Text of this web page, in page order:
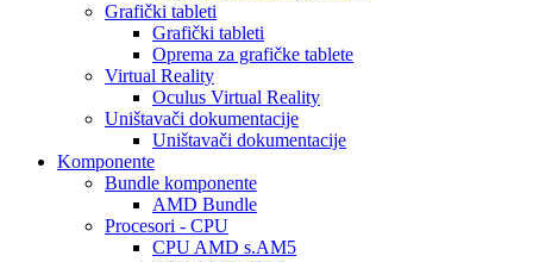
Grafički tableti
Grafički tableti
Oprema za grafičke tablete
Virtual Reality
Oculus Virtual Reality
Uništavači dokumentacije
Uništavači dokumentacije
Komponente
Bundle komponente
AMD Bundle
Procesori - CPU
CPU AMD s.AM5